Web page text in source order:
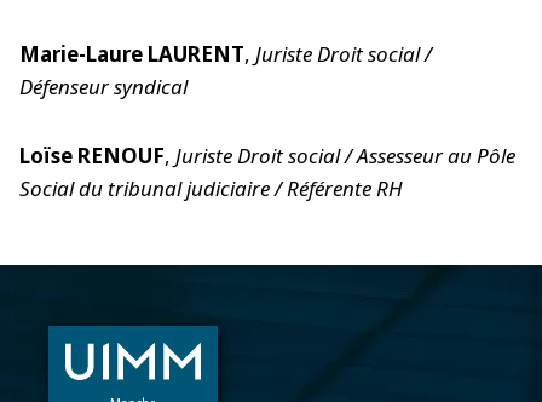
Marie-Laure LAURENT, Juriste Droit social /
Défenseur syndical
Loïse RENOUF, Juriste Droit social / Assesseur au Pôle
Social du tribunal judiciaire / Référente RH